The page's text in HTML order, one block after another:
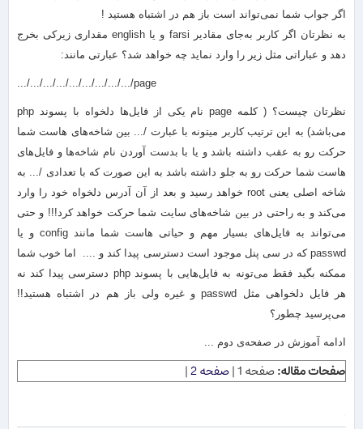
اگر جواب شما نمی‌تواند است باز هم در اشتباه هستید !
به نظرتان اگر کاربر به‌جای مقادیر farsi و یا english مقداری زیرکی بخرج
دهد و عباراتی مثل زیر را وارد نماید چه خواهد شد؟ عبارتی مانند:
.../.../.../.../.../.../.../.../.../page
نظرتان چیست؟ ( کلمه page نام یکی از فایل‌ها دلخواه با پسوند php
می‌باشد) به این ترتیب کاربر میتونه با عبارت /... بین شاخه‌های هاست شما
حرکت رو به عقب داشته باشد و یا با بدست آوردن نام شاخه‌ها و فایل‌های
هاست شما حرکت رو به جلو داشته باشد به این صورت که با تعدادی /... به
شاخه اصلی یعنی root خواهد رسید و بعد از آن آدرس دلخواه خود را وارد
می‌کند و به راحتی در بین شاخه‌های سایت شما حرکت خواهد کرد!!! و حتی
می‌تواند به فایل‌های بسیار مهم و حیاتی هاست شما مانند config و یا
passwd که در سی پنل موجود است دسترسی پیدا کند و .... اما خوب شما
ممکنه بگید فقط می‌تونه به فایل‌هایی با پسوند php دسترسی پیدا کند نه
هر فایل دلخواهی مثل passwd و غیره ولی باز هم در اشتباه هستید!!
می‌پرسید چطور؟
ادامه آموزش در صفحه‌ی دوم ...
صفحات مقاله:صفحه 1 | صفحه 2 |